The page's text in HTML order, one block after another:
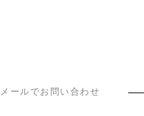
メールでお問い合わせ